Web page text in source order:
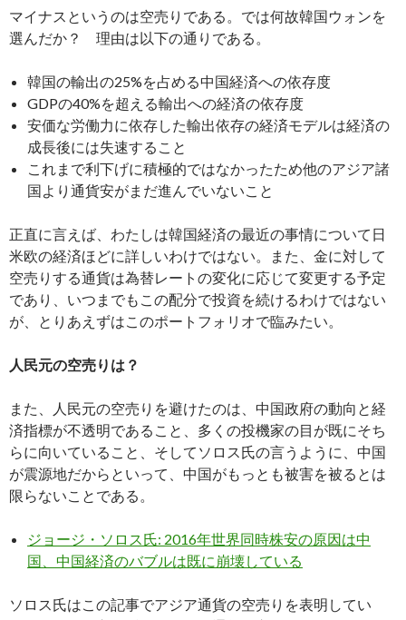
マイナスというのは空売りである。では何故韓国ウォンを
選んだか？ 理由は以下の通りである。
韓国の輸出の25%を占める中国経済への依存度
GDPの40%を超える輸出への経済の依存度
安価な労働力に依存した輸出依存の経済モデルは経済の
成長後には失速すること
これまで利下げに積極的ではなかったため他のアジア諸
国より通貨安がまだ進んでいないこと
正直に言えば、わたしは韓国経済の最近の事情について日
米欧の経済ほどに詳しいわけではない。また、金に対して
空売りする通貨は為替レートの変化に応じて変更する予定
であり、いつまでもこの配分で投資を続けるわけではない
が、とりあえずはこのポートフォリオで臨みたい。
人民元の空売りは？
また、人民元の空売りを避けたのは、中国政府の動向と経
済指標が不透明であること、多くの投機家の目が既にそち
らに向いていること、そしてソロス氏の言うように、中国
が震源地だからといって、中国がもっとも被害を被るとは
限らないことである。
ジョージ・ソロス氏: 2016年世界同時株安の原因は中
国、中国経済のバブルは既に崩壊している
ソロス氏はこの記事でアジア通貨の空売りを表明してい